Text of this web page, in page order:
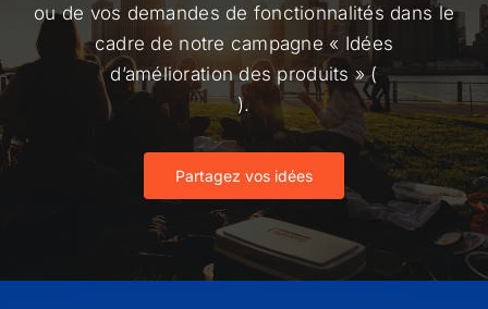
ou de vos demandes de fonctionnalités dans le
cadre de notre campagne « Idées
d’amélioration des produits » (
).
Partagez vos idées